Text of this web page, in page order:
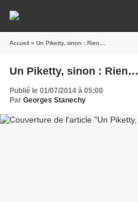
Accueil » Un Piketty, sinon : Rien…
Un Piketty, sinon : Rien…
Publié le 01/07/2014 à 05:00
Par Georges Stanechy